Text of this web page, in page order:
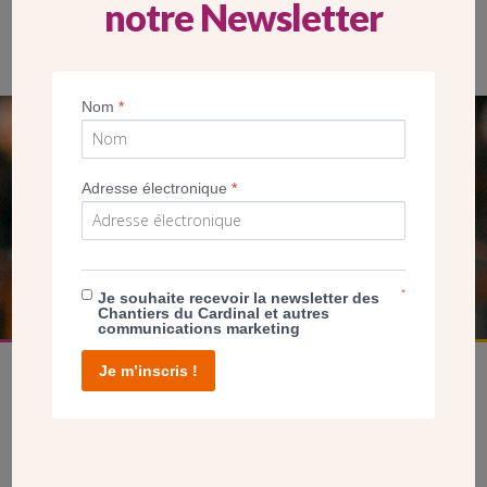
SEUL VOTRE DON
NOUS PERMET D’AGIR
FAIRE UN DON
notre Newsletter
Nom*
Adresse électronique*
Je souhaite recevoir la newsletter des
Chantiers du Cardinal et autres
communications marketing
*
Je m’inscris !